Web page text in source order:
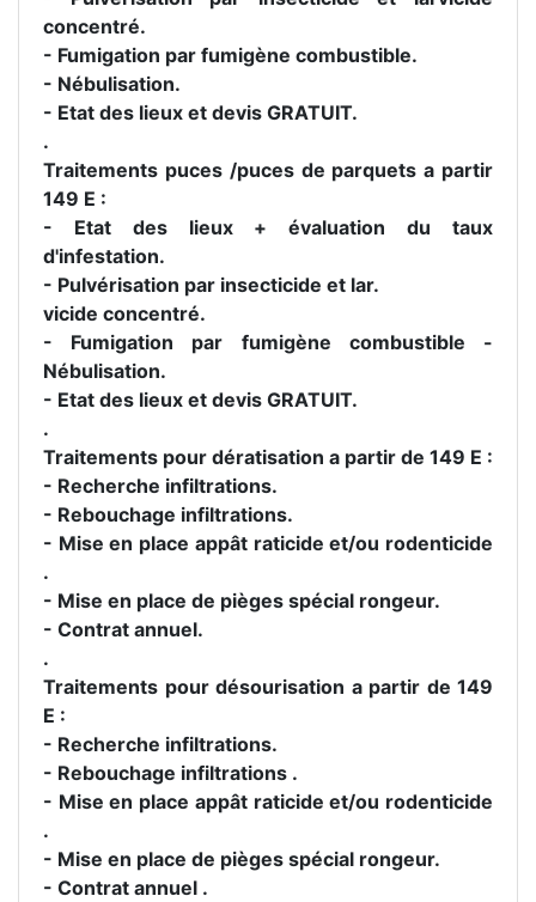
concentré.
- Fumigation par fumigène combustible.
- Nébulisation.
- Etat des lieux et devis GRATUIT.
.
Traitements puces /puces de parquets a partir
149 E :
- Etat des lieux + évaluation du taux
d'infestation.
- Pulvérisation par insecticide et lar.
vicide concentré.
- Fumigation par fumigène combustible -
Nébulisation.
- Etat des lieux et devis GRATUIT.
.
Traitements pour dératisation a partir de 149 E :
- Recherche infiltrations.
- Rebouchage infiltrations.
- Mise en place appât raticide et/ou rodenticide
.
- Mise en place de pièges spécial rongeur.
- Contrat annuel.
.
Traitements pour désourisation a partir de 149
E :
- Recherche infiltrations.
- Rebouchage infiltrations .
- Mise en place appât raticide et/ou rodenticide
.
- Mise en place de pièges spécial rongeur.
- Contrat annuel .